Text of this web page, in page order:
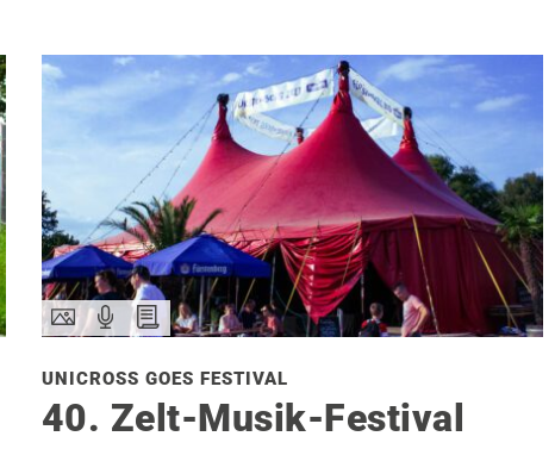
UNICROSS GOES FESTIVAL
40. Zelt-Musik-Festival